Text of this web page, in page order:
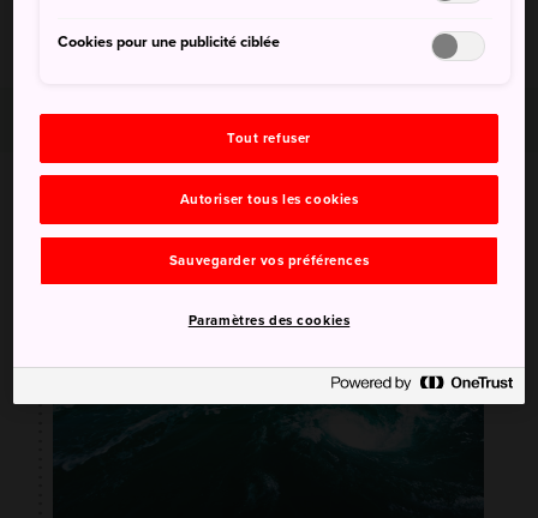
Jour 1
Cookies pour une publicité ciblée
Tout refuser
Autoriser tous les cookies
Sauvegarder vos préférences
Paramètres des cookies